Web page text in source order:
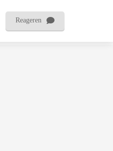
Reageren